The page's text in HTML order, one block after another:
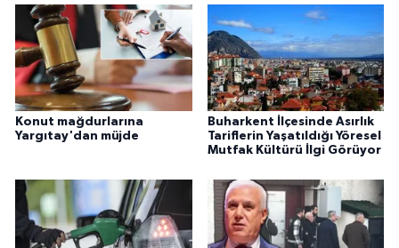
Konut mağdurlarına
Yargıtay'dan müjde
Buharkent İlçesinde Asırlık
Tariflerin Yaşatıldığı Yöresel
Mutfak Kültürü İlgi Görüyor